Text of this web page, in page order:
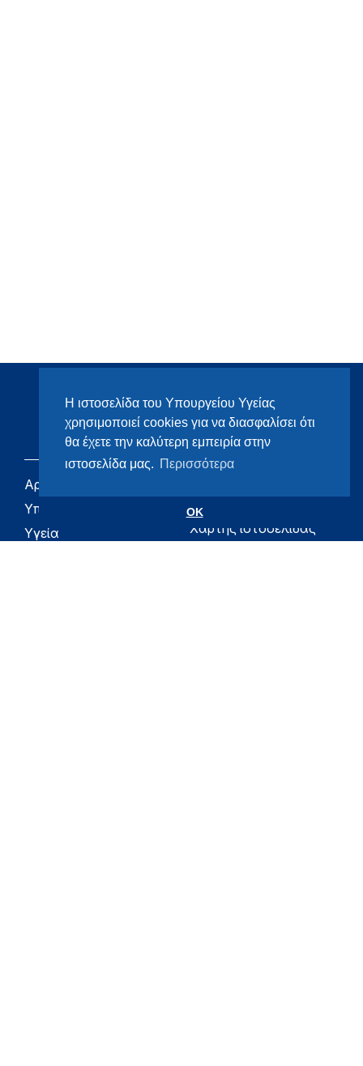
Η ιστοσελίδα του Υπουργείου Υγείας
χρησιμοποιεί cookies για να διασφαλίσει ότι
θα έχετε την καλύτερη εμπειρία στην
ιστοσελίδα μας. Περισσότερα
OK
Αρχική
Υπουργείο
Υγεία
Υγεία
Χάρτης ιστοσελίδας